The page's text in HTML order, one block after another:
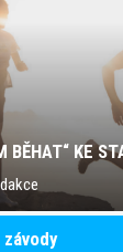
BĚHAT“ KE